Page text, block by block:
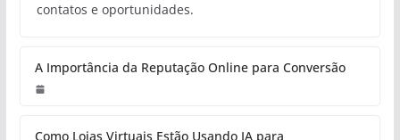
contatos e oportunidades.
A Importância da Reputação Online para Conversão
Como Lojas Virtuais Estão Usando IA para